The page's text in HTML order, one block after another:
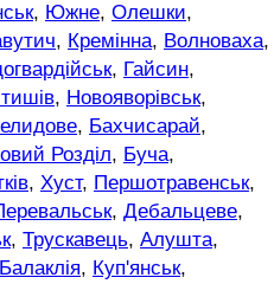
, Южне, Олешки,
, Кремінна, Волноваха,
, Гайсин,
, Новояворівськ,
, Бахчисарай,
Розділ, Буча,
, Хуст, Першотравенськ,
, Дебальцеве,
, Трускавець, Алушта,
Балаклія, Куп'янськ,